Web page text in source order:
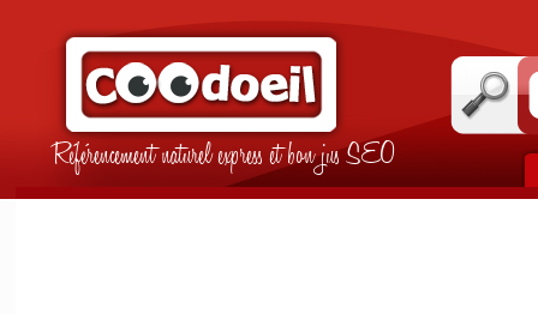
Référencement naturel express et bon jus SEO